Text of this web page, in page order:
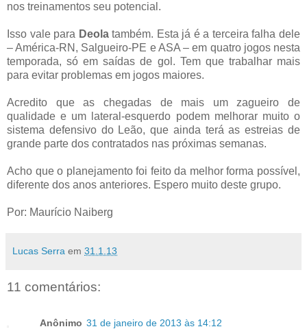
nos treinamentos seu potencial.
Isso vale para Deolatambém. Esta já é a terceira falha dele
– América-RN, Salgueiro-PE e ASA – em quatro jogos nesta
temporada, só em saídas de gol. Tem que trabalhar mais
para evitar problemas em jogos maiores.
Acredito que as chegadas de mais um zagueiro de
qualidade e um lateral-esquerdo podem melhorar muito o
sistema defensivo do Leão, que ainda terá as estreias de
grande parte dos contratados nas próximas semanas.
Acho que o planejamento foi feito da melhor forma possível,
diferente dos anos anteriores. Espero muito deste grupo.
Por: Maurício Naiberg
Lucas Serra em 31.1.13
11 comentários:
Anônimo 31 de janeiro de 2013 às 14:12